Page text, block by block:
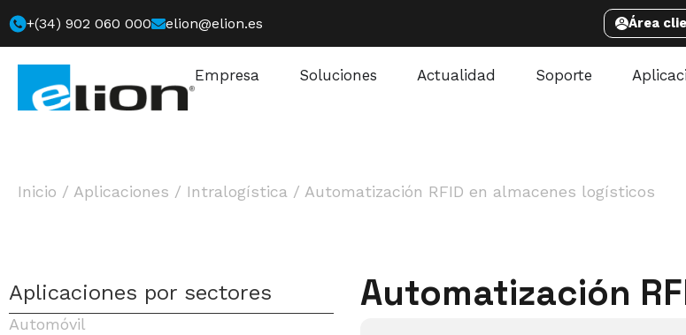
+(34) 902 060 000 elion@elion.es Área
Empresa Soluciones Actualidad Soporte
Inicio / Aplicaciones / Intralogística / Automatización RFID en almacenes logísticos
Aplicaciones por sectores
Automóvil
Automatización